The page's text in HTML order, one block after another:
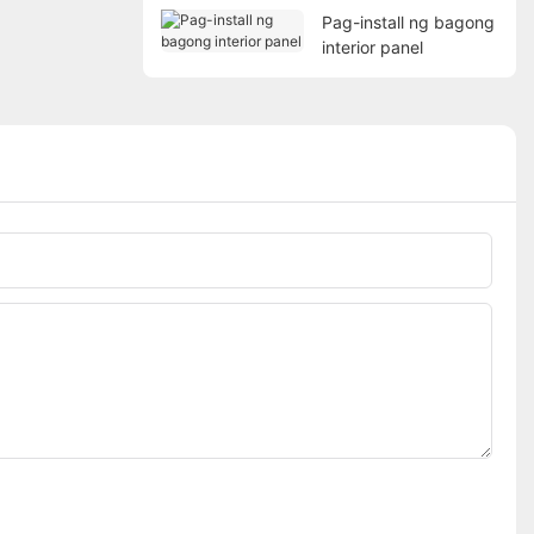
Pag-install ng bagong
interior panel